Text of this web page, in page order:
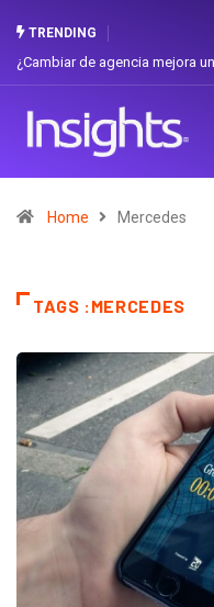
TRENDING
¿Cambiar de agencia mejora
Home Mercedes
TAGS :MERCEDES